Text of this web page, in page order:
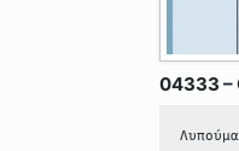
04333 –